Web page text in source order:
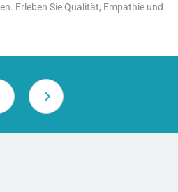
Erleben Sie Qualität, Empathie und